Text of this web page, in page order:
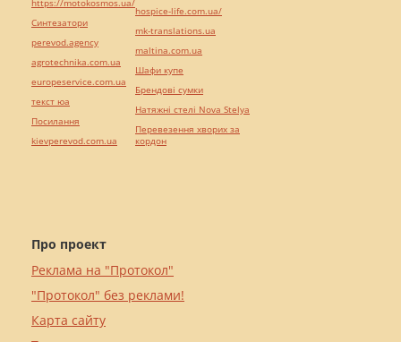
Про проект
Реклама на "Протокол"
"Протокол" без реклами!
Карта сайту
https://motokosmos.ua/
Синтезатори
perevod.agency
agrotechnika.com.ua
europeservice.com.ua
текст юа
Посилання
kievperevod.com.ua
hospice-life.com.ua/
mk-translations.ua
maltina.com.ua
Шафи купе
Брендові сумки
Натяжні стелі Nova Stelya
Перевезення хворих за
кордон